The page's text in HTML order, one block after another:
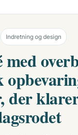
Indretning og design
med
der